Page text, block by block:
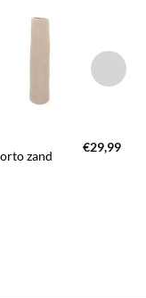
TOEVOEGEN
zand
€29,99